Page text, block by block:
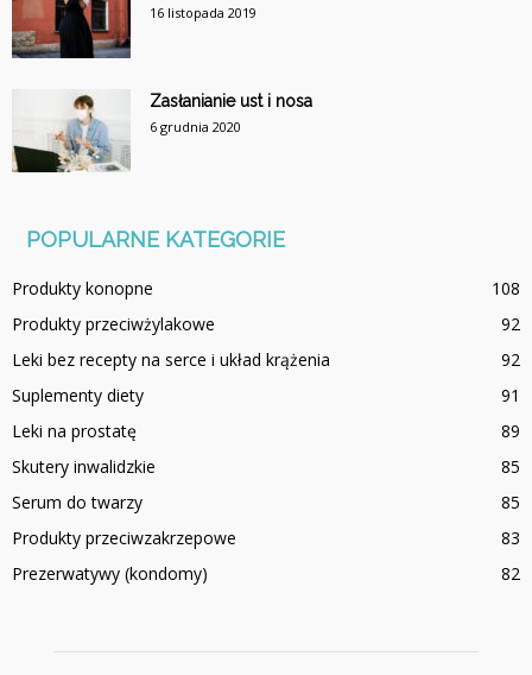
16 listopada 2019
Zasłanianie ust i nosa
6 grudnia 2020
POPULARNE KATEGORIE
Produkty konopne
108
Produkty przeciwżylakowe
92
Leki bez recepty na serce i układ krążenia
92
Suplementy diety
91
Leki na prostatę
89
Skutery inwalidzkie
85
Serum do twarzy
85
Produkty przeciwzakrzepowe
83
Prezerwatywy (kondomy)
82